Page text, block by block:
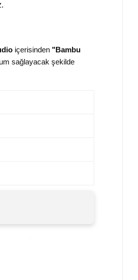
içerisinden "Bambu
sağlayacak şekilde